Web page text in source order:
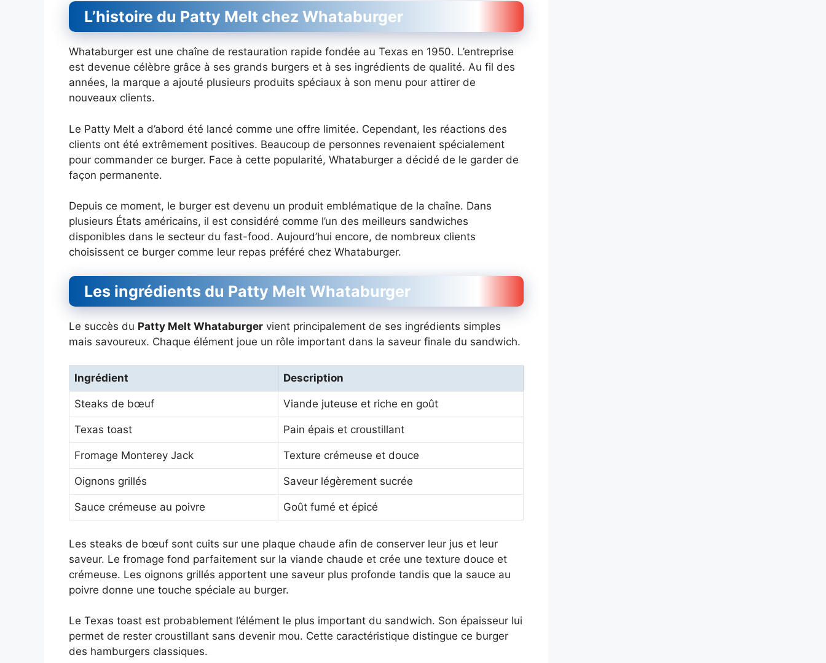
L’histoire du Patty Melt chez Whataburger
Whataburger est une chaîne de restauration rapide fondée au Texas en 1950. L’entreprise
est devenue célèbre grâce à ses grands burgers et à ses ingrédients de qualité. Au fil des
années, la marque a ajouté plusieurs produits spéciaux à son menu pour attirer de
nouveaux clients.
Le Patty Melt a d’abord été lancé comme une offre limitée. Cependant, les réactions des
clients ont été extrêmement positives. Beaucoup de personnes revenaient spécialement
pour commander ce burger. Face à cette popularité, Whataburger a décidé de le garder de
façon permanente.
Depuis ce moment, le burger est devenu un produit emblématique de la chaîne. Dans
plusieurs États américains, il est considéré comme l’un des meilleurs sandwiches
disponibles dans le secteur du fast-food. Aujourd’hui encore, de nombreux clients
choisissent ce burger comme leur repas préféré chez Whataburger.
Les ingrédients du Patty Melt Whataburger
Le succès du Patty Melt Whataburger vient principalement de ses ingrédients simples
mais savoureux. Chaque élément joue un rôle important dans la saveur finale du sandwich.
Ingrédient Description
Steaks de bœuf Viande juteuse et riche en goût
Texas toast Pain épais et croustillant
Fromage Monterey Jack Texture crémeuse et douce
Oignons grillés Saveur légèrement sucrée
Sauce crémeuse au poivre Goût fumé et épicé
Les steaks de bœuf sont cuits sur une plaque chaude afin de conserver leur jus et leur
saveur. Le fromage fond parfaitement sur la viande chaude et crée une texture douce et
crémeuse. Les oignons grillés apportent une saveur plus profonde tandis que la sauce au
poivre donne une touche spéciale au burger.
Le Texas toast est probablement l’élément le plus important du sandwich. Son épaisseur lui
permet de rester croustillant sans devenir mou. Cette caractéristique distingue ce burger
des hamburgers classiques.